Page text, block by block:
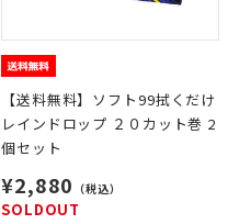
【送料無料】ソフト99拭くだけ
レインドロップ ２０カット巻 2
個セット
¥2,880 （税込）
SOLDOUT